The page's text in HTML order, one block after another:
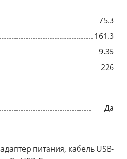
75.3
161.3
9.35
226
Да
адаптер питания, кабель USB-